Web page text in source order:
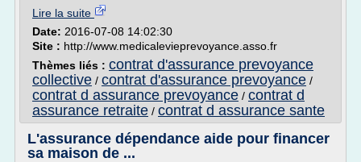
Lire la suite
Date: 2016-07-08 14:02:30
Site : http://www.medicalevieprevoyance.asso.fr
Thèmes liés : contrat d'assurance prevoyance
collective / contrat d'assurance prevoyance /
contrat d assurance prevoyance / contrat d
assurance retraite / contrat d assurance sante
L'assurance dépendance aide pour financer
sa maison de ...